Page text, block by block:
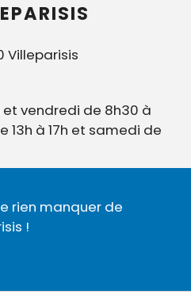
Villeparisis
vendredi de 8h30 à
13h à 17h et samedi de
rien manquer de
!